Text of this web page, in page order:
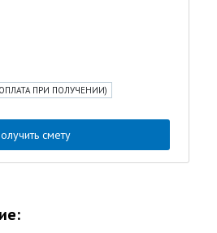
ПРИ ПОЛУЧЕНИИ)
смету